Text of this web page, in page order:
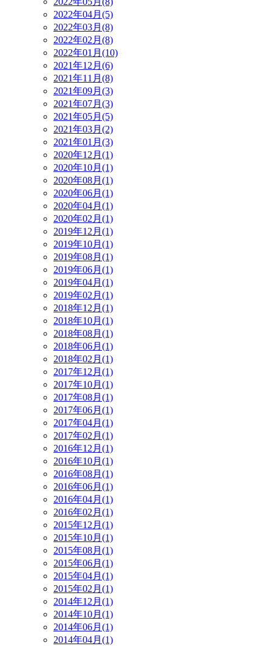
2022年04月(5)
2022年03月(8)
2022年02月(8)
2022年01月(10)
2021年12月(6)
2021年11月(8)
2021年09月(3)
2021年07月(3)
2021年05月(5)
2021年03月(2)
2021年01月(3)
2020年12月(1)
2020年10月(1)
2020年08月(1)
2020年06月(1)
2020年04月(1)
2020年02月(1)
2019年12月(1)
2019年10月(1)
2019年08月(1)
2019年06月(1)
2019年04月(1)
2019年02月(1)
2018年12月(1)
2018年10月(1)
2018年08月(1)
2018年06月(1)
2018年02月(1)
2017年12月(1)
2017年10月(1)
2017年08月(1)
2017年06月(1)
2017年04月(1)
2017年02月(1)
2016年12月(1)
2016年10月(1)
2016年08月(1)
2016年06月(1)
2016年04月(1)
2016年02月(1)
2015年12月(1)
2015年10月(1)
2015年08月(1)
2015年06月(1)
2015年04月(1)
2015年02月(1)
2014年12月(1)
2014年10月(1)
2014年06月(1)
2014年04月(1)